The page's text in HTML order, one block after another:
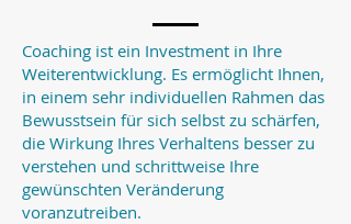
Coaching ist ein Investment in Ihre
Weiterentwicklung. Es ermöglicht Ihnen,
in einem sehr individuellen Rahmen das
Bewusstsein für sich selbst zu schärfen,
die Wirkung Ihres Verhaltens besser zu
verstehen und schrittweise Ihre
gewünschten Veränderung
voranzutreiben.